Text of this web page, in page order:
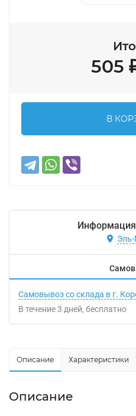
505
В
Информация
Самовывоз со склада в г.
В течение3 дней Бесплатно
Описание Характеристики
Описание